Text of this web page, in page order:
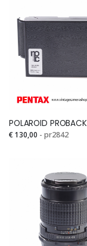
€ 130,00 - pr2842